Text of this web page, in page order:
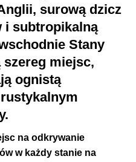
surową dzicz
i subtropikalną
Stany
miejsc,
ognistą
na odkrywanie
w każdy stanie na